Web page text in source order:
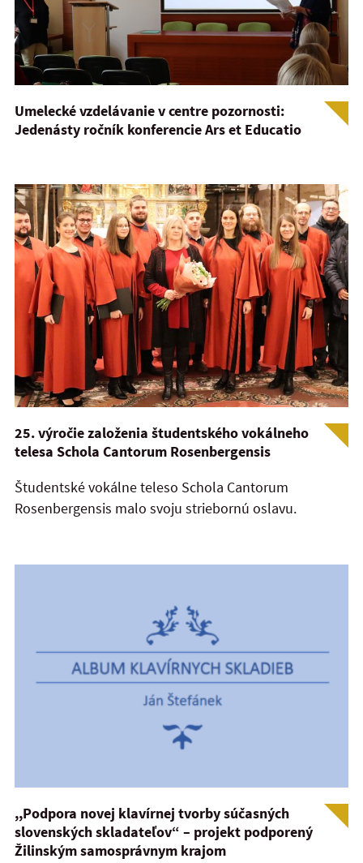
Umelecké vzdelávanie v centre pozornosti:
Jedenásty ročník konferencie Ars et Educatio
25. výročie založenia študentského vokálneho
telesa Schola Cantorum Rosenbergensis
Študentské vokálne teleso Schola Cantorum
Rosenbergensis malo svoju striebornú oslavu.
,,Podpora novej klavírnej tvorby súčasných
slovenských skladateľov“ – projekt podporený
Žilinským samosprávnym krajom